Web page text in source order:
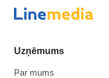
Uzņēmums
Par mums